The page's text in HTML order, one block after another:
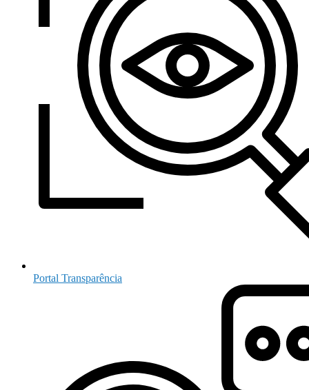
Portal Transparência